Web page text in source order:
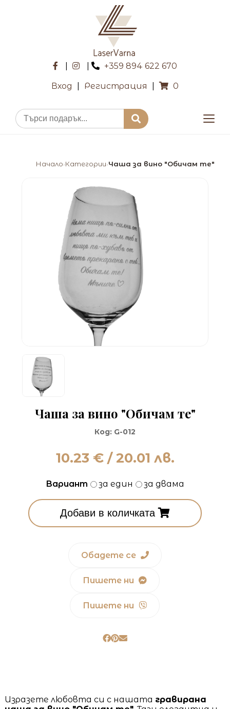
+359 894 622 670
Вход Регистрация 0
Начало›Категории›Чаша за вино "Обичам те"
Чаша за вино "Обичам те"
Код: G-012
10.23 € / 20.01 лв.
Вариант за един за двама
Добави в количката
Обадете се
Пишете ни
Пишете ни
Изразете любовта си с нашата гравирана